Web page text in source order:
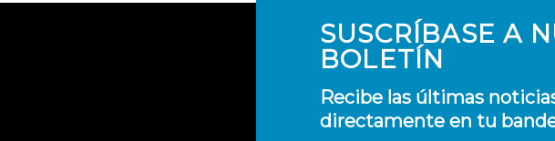
SUSCRÍBASE A
BOLETÍN
Recibe las últimas
directamente en tu